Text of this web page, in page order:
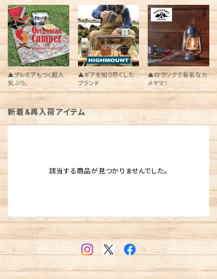
▲プレミアもつく超人
気ぶり。
▲ギアを知り尽くした
ブランド
▲ロウソクで有名なカ
メヤマ！
新着&再入荷アイテム
該当する商品が見つかりませんでした。